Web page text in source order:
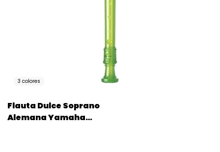
3 colores
Flauta Dulce Soprano
Alemana Yamaha